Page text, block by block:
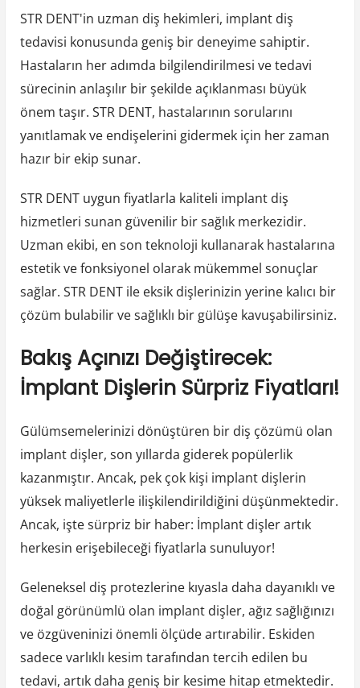
STR DENT'in uzman diş hekimleri, implant diş
tedavisi konusunda geniş bir deneyime sahiptir.
Hastaların her adımda bilgilendirilmesi ve tedavi
sürecinin anlaşılır bir şekilde açıklanması büyük
önem taşır. STR DENT, hastalarının sorularını
yanıtlamak ve endişelerini gidermek için her zaman
hazır bir ekip sunar.
STR DENT uygun fiyatlarla kaliteli implant diş
hizmetleri sunan güvenilir bir sağlık merkezidir.
Uzman ekibi, en son teknoloji kullanarak hastalarına
estetik ve fonksiyonel olarak mükemmel sonuçlar
sağlar. STR DENT ile eksik dişlerinizin yerine kalıcı bir
çözüm bulabilir ve sağlıklı bir gülüşe kavuşabilirsiniz.
Bakış Açınızı Değiştirecek:
İmplant Dişlerin Sürpriz Fiyatları!
Gülümsemelerinizi dönüştüren bir diş çözümü olan
implant dişler, son yıllarda giderek popülerlik
kazanmıştır. Ancak, pek çok kişi implant dişlerin
yüksek maliyetlerle ilişkilendirildiğini düşünmektedir.
Ancak, işte sürpriz bir haber: İmplant dişler artık
herkesin erişebileceği fiyatlarla sunuluyor!
Geleneksel diş protezlerine kıyasla daha dayanıklı ve
doğal görünümlü olan implant dişler, ağız sağlığınızı
ve özgüveninizi önemli ölçüde artırabilir. Eskiden
sadece varlıklı kesim tarafından tercih edilen bu
tedavi, artık daha geniş bir kesime hitap etmektedir.